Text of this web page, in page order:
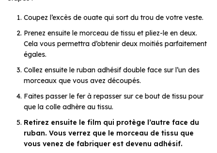
Coupez l’excès de ouate qui sort du trou de votre veste.
Prenez ensuite le morceau de tissu et pliez-le en deux.
Cela vous permettra d’obtenir deux moitiés parfaitement
égales.
Collez ensuite le ruban adhésif double face sur l’un des
morceaux que vous avez découpés.
Faites passer le fer à repasser sur ce bout de tissu pour
que la colle adhère au tissu.
Retirez ensuite le film qui protège l’autre face du
ruban. Vous verrez que le morceau de tissu que
vous venez de fabriquer est devenu adhésif.